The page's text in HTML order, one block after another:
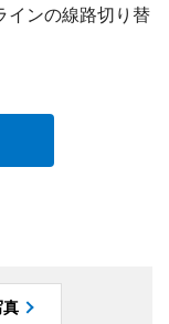
インの線路切り替
真